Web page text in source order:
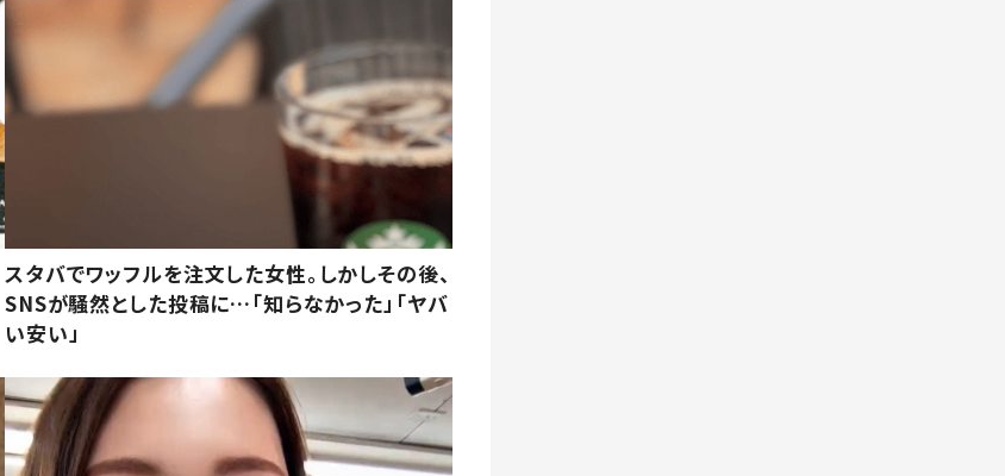
スタバでワッフルを注文した女性。しかしその後、
SNSが騒然とした投稿に…「知らなかった」「ヤバ
い安い」